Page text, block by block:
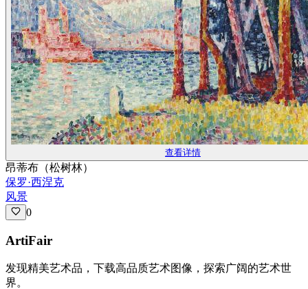
查看详情
昂蒂布（松树林）
保罗·西涅克
风景
0
ArtiFair
发现精美艺术品，下载高品质艺术图像，探索广阔的艺术世
界。